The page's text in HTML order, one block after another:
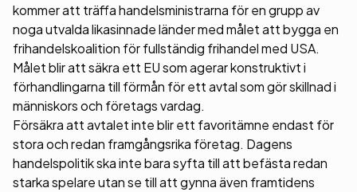
kommer att träffa handelsministrarna för en grupp av
noga utvalda likasinnade länder med målet att bygga en
frihandelskoalition för fullständig frihandel med USA.
Målet blir att säkra ett EU som agerar konstruktivt i
förhandlingarna till förmån för ett avtal som gör skillnad i
människors och företags vardag.
Försäkra att avtalet inte blir ett favoritämne endast för
stora och redan framgångsrika företag. Dagens
handelspolitik ska inte bara syfta till att befästa redan
starka spelare utan se till att gynna även framtidens